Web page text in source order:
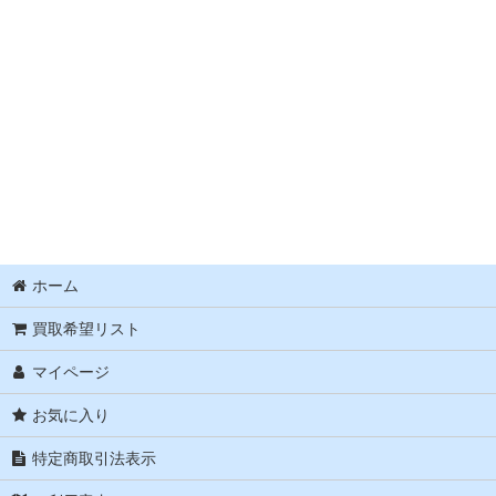
ホーム
買取希望リスト
マイページ
お気に入り
特定商取引法表示